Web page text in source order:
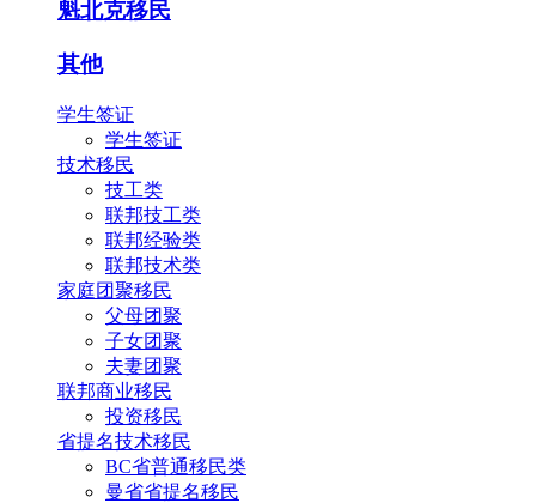
魁北克移民
其他
学生签证
学生签证
技术移民
技工类
联邦技工类
联邦经验类
联邦技术类
家庭团聚移民
父母团聚
子女团聚
夫妻团聚
联邦商业移民
投资移民
省提名技术移民
BC省普通移民类
曼省省提名移民